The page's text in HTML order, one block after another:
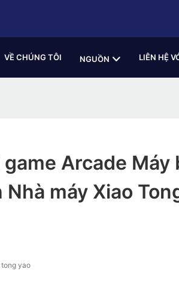
VỀ CHÚNG TÔI NGUỒN LIÊN HỆ
Arcade Máy
máy Xiao
tong yao